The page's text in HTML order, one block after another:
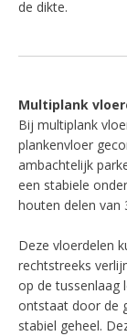
de dikte.
Multiplank
Bij multiplank
plankenvloer
ambachtelijk
een stabiele
houten delen van
Deze vloerdelen
rechtstreeks
op de tussenlaag
ontstaat door de
stabiel geheel.